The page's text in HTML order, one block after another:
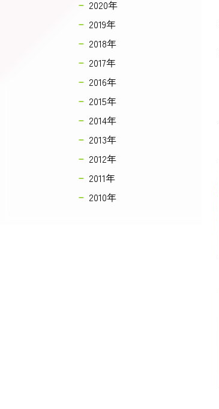
2020年
2019年
2018年
2017年
2016年
2015年
2014年
2013年
2012年
2011年
2010年